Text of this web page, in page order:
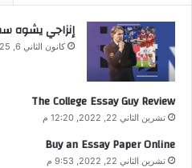
إنزاجي يشوه
كانون الثاني 6, 2025, 11:59 ص
The College Essay Guy Review
تشرين الثاني 22, 2022, 12:20 م
Buy an Essay Paper Online
تشرين الثاني 22, 2022, 9:53 م